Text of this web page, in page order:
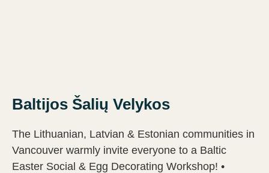
Baltijos Šalių Velykos
The Lithuanian, Latvian & Estonian communities in
Vancouver warmly invite everyone to a Baltic
Easter Social & Egg Decorating Workshop! •